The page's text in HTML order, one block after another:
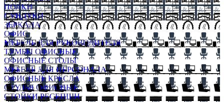
ПОЛКИ
СУНДУКИ
ЗЕРКАЛА
ОФИС
МЕБЕЛЬ ДЛЯ РУКОВОДИТЕЛЯ
ТУМБЫ ОФИСНЫЕ
ОФИСНЫЕ СТОЛЫ
МЕБЕЛЬ ДЛЯ ПЕРСОНАЛА
ОФИСНЫЕ КРЕСЛА
СТУЛЬЯ ОФИСНЫЕ
СТОЙКИ РЕСЕПШН